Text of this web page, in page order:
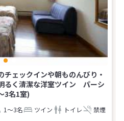
チェックインや朝ものんびり・
るく清潔な洋室ツイン パーシ
3名1室)
1～3名 ツイン トイレ 禁煙